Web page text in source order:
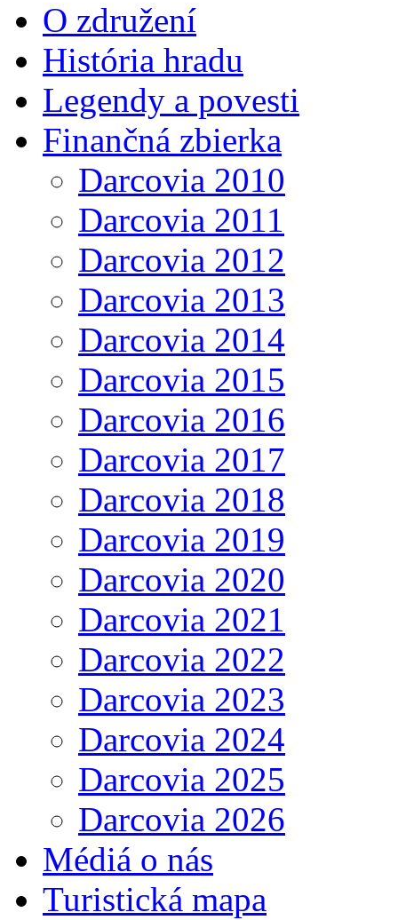
O združení
História hradu
Legendy a povesti
Finančná zbierka
Darcovia 2010
Darcovia 2011
Darcovia 2012
Darcovia 2013
Darcovia 2014
Darcovia 2015
Darcovia 2016
Darcovia 2017
Darcovia 2018
Darcovia 2019
Darcovia 2020
Darcovia 2021
Darcovia 2022
Darcovia 2023
Darcovia 2024
Darcovia 2025
Darcovia 2026
Médiá o nás
Turistická mapa